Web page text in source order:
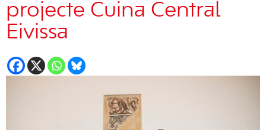
projecte Cuina Central
Eivissa